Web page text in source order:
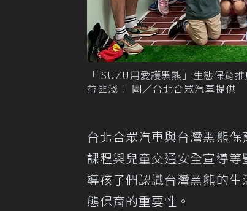
「ISUZU用愛護黑熊」生態保育
益匪淺！ 圖／台北合眾汽車提供
台北合眾汽車與台灣黑熊
課程與兒童交通安全宣導
導孩子們認識台灣黑熊的
態保育的重要性。